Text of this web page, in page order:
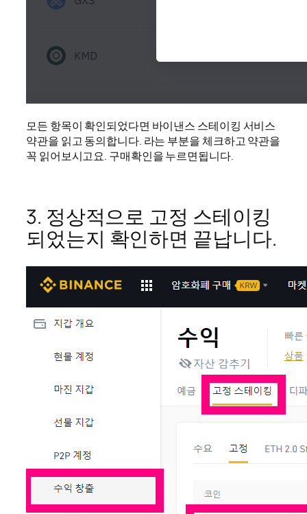
모든 항목이 확인되었다면 바이낸스 스테이킹 서비스
약관을 읽고 동의합니다. 라는 부분을 체크하고 약관을
꼭 읽어보시고요. 구매확인을 누르면됩니다.
3. 정상적으로 고정 스테이킹
되었는지 확인하면 끝납니다.